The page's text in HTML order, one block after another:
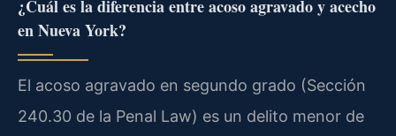
¿Cuál es la diferencia entre acoso agravado y acecho
en Nueva York?
El acoso agravado en segundo grado (Sección
240.30 de la Penal Law) es un delito menor de